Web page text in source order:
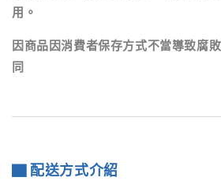
用。
因商品因消費者保存方式不當導致腐
同
▇ 配送方式介紹